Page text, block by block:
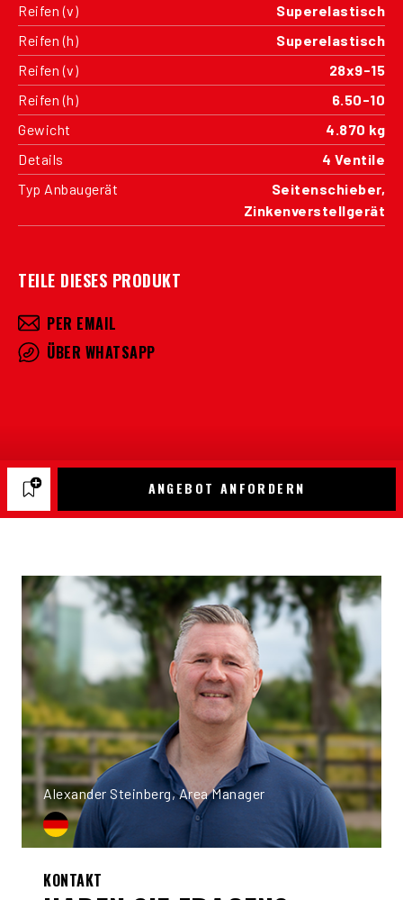
Reifen (v)
Superelastisch
Reifen (h)
Superelastisch
Reifen (v)
28x9-15
Reifen (h)
6.50-10
Gewicht
4.870 kg
Details
4 Ventile
Typ Anbaugerät
Seitenschieber,
Zinkenverstellgerät
TEILE DIESES PRODUKT
PER EMAIL
ÜBER WHATSAPP
ANGEBOT ANFORDERN
Alexander Steinberg, Area Manager
KONTAKT